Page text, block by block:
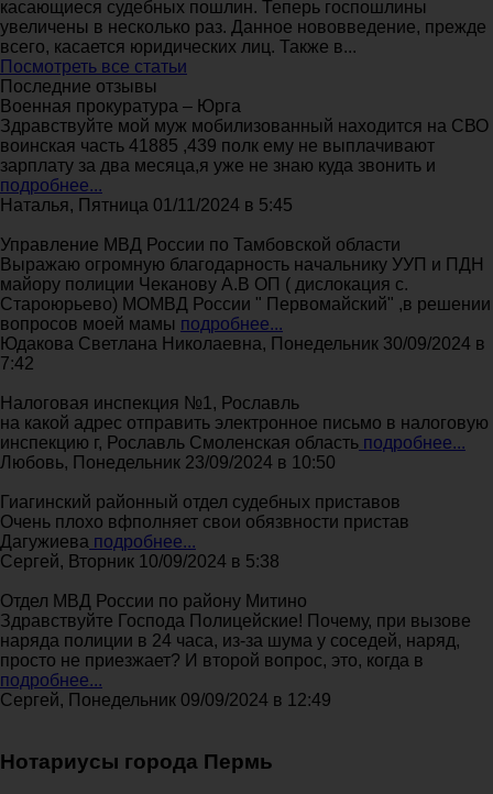
касающиеся судебных пошлин. Теперь госпошлины
увеличены в несколько раз. Данное нововведение, прежде
всего, касается юридических лиц. Также в...
Посмотреть все статьи
Последние отзывы
Военная прокуратура – Юрга
Здравствуйте мой муж мобилизованный находится на СВО
воинская часть 41885 ,439 полк ему не выплачивают
зарплату за два месяца,я уже не знаю куда звонить и
подробнее...
Наталья, Пятница 01/11/2024 в 5:45
Управление МВД России по Тамбовской области
Выражаю огромную благодарность начальнику УУП и ПДН
майору полиции Чеканову А.В ОП ( дислокация с.
Староюрьево) МОМВД России " Первомайский" ,в решении
вопросов моей мамы подробнее...
Юдакова Светлана Николаевна, Понедельник 30/09/2024 в
7:42
Налоговая инспекция №1, Рославль
на какой адрес отправить электронное письмо в налоговую
инспекцию г, Рославль Смоленская область подробнее...
Любовь, Понедельник 23/09/2024 в 10:50
Гиагинский районный отдел судебных приставов
Очень плохо вфполняет свои обязвности пристав
Дагужиева подробнее...
Сергей, Вторник 10/09/2024 в 5:38
Отдел МВД России по району Митино
Здравствуйте Господа Полицейские! Почему, при вызове
наряда полиции в 24 часа, из-за шума у соседей, наряд,
просто не приезжает? И второй вопрос, это, когда в
подробнее...
Сергей, Понедельник 09/09/2024 в 12:49
Нотариусы города Пермь